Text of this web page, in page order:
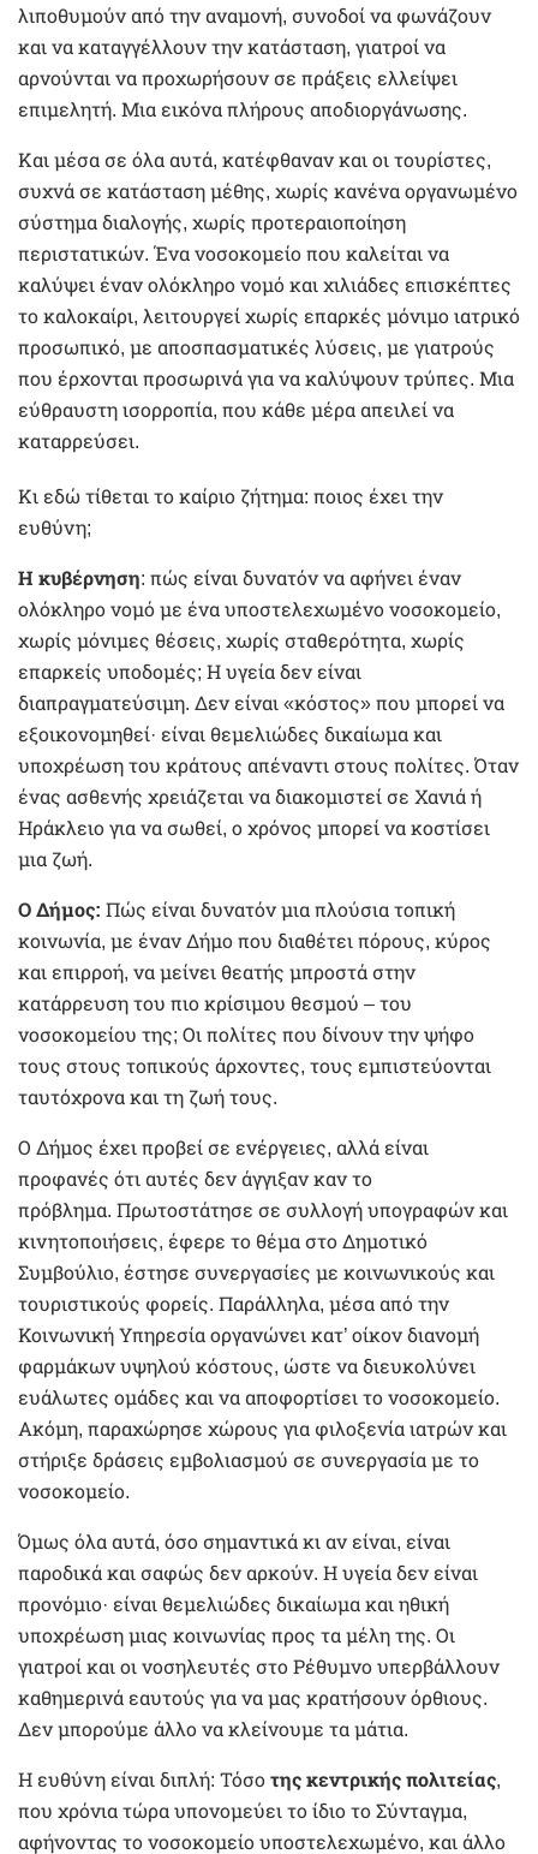
λιποθυμούν από την αναμονή, συνοδοί να φωνάζουν
και να καταγγέλλουν την κατάσταση, γιατροί να
αρνούνται να προχωρήσουν σε πράξεις ελλείψει
επιμελητή. Μια εικόνα πλήρους αποδιοργάνωσης.
Και μέσα σε όλα αυτά, κατέφθαναν και οι τουρίστες,
συχνά σε κατάσταση μέθης, χωρίς κανένα οργανωμένο
σύστημα διαλογής, χωρίς προτεραιοποίηση
περιστατικών. Ένα νοσοκομείο που καλείται να
καλύψει έναν ολόκληρο νομό και χιλιάδες επισκέπτες
το καλοκαίρι, λειτουργεί χωρίς επαρκές μόνιμο ιατρικό
προσωπικό, με αποσπασματικές λύσεις, με γιατρούς
που έρχονται προσωρινά για να καλύψουν τρύπες. Μια
εύθραυστη ισορροπία, που κάθε μέρα απειλεί να
καταρρεύσει.
Κι εδώ τίθεται το καίριο ζήτημα: ποιος έχει την
ευθύνη;
Η κυβέρνηση: πώς είναι δυνατόν να αφήνει έναν
ολόκληρο νομό με ένα υποστελεχωμένο νοσοκομείο,
χωρίς μόνιμες θέσεις, χωρίς σταθερότητα, χωρίς
επαρκείς υποδομές; Η υγεία δεν είναι
διαπραγματεύσιμη. Δεν είναι «κόστος» που μπορεί να
εξοικονομηθεί· είναι θεμελιώδες δικαίωμα και
υποχρέωση του κράτους απέναντι στους πολίτες. Όταν
ένας ασθενής χρειάζεται να διακομιστεί σε Χανιά ή
Ηράκλειο για να σωθεί, ο χρόνος μπορεί να κοστίσει
μια ζωή.
Ο Δήμος: Πώς είναι δυνατόν μια πλούσια τοπική
κοινωνία, με έναν Δήμο που διαθέτει πόρους, κύρος
και επιρροή, να μείνει θεατής μπροστά στην
κατάρρευση του πιο κρίσιμου θεσμού – του
νοσοκομείου της; Οι πολίτες που δίνουν την ψήφο
τους στους τοπικούς άρχοντες, τους εμπιστεύονται
ταυτόχρονα και τη ζωή τους.
Ο Δήμος έχει προβεί σε ενέργειες, αλλά είναι
προφανές ότι αυτές δεν άγγιξαν καν το
πρόβλημα. Πρωτοστάτησε σε συλλογή υπογραφών και
κινητοποιήσεις, έφερε το θέμα στο Δημοτικό
Συμβούλιο, έστησε συνεργασίες με κοινωνικούς και
τουριστικούς φορείς. Παράλληλα, μέσα από την
Κοινωνική Υπηρεσία οργανώνει κατ’ οίκον διανομή
φαρμάκων υψηλού κόστους, ώστε να διευκολύνει
ευάλωτες ομάδες και να αποφορτίσει το νοσοκομείο.
Ακόμη, παραχώρησε χώρους για φιλοξενία ιατρών και
στήριξε δράσεις εμβολιασμού σε συνεργασία με το
νοσοκομείο.
Όμως όλα αυτά, όσο σημαντικά κι αν είναι, είναι
παροδικά και σαφώς δεν αρκούν. Η υγεία δεν είναι
προνόμιο· είναι θεμελιώδες δικαίωμα και ηθική
υποχρέωση μιας κοινωνίας προς τα μέλη της. Οι
γιατροί και οι νοσηλευτές στο Ρέθυμνο υπερβάλλουν
καθημερινά εαυτούς για να μας κρατήσουν όρθιους.
Δεν μπορούμε άλλο να κλείνουμε τα μάτια.
Η ευθύνη είναι διπλή: Τόσο της κεντρικής πολιτείας,
που χρόνια τώρα υπονομεύει το ίδιο το Σύνταγμα,
αφήνοντας το νοσοκομείο υποστελεχωμένο, και άλλο